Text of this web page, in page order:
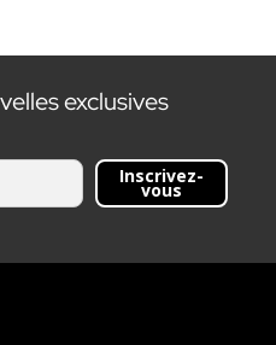
exclusives
Inscrivez-
vous